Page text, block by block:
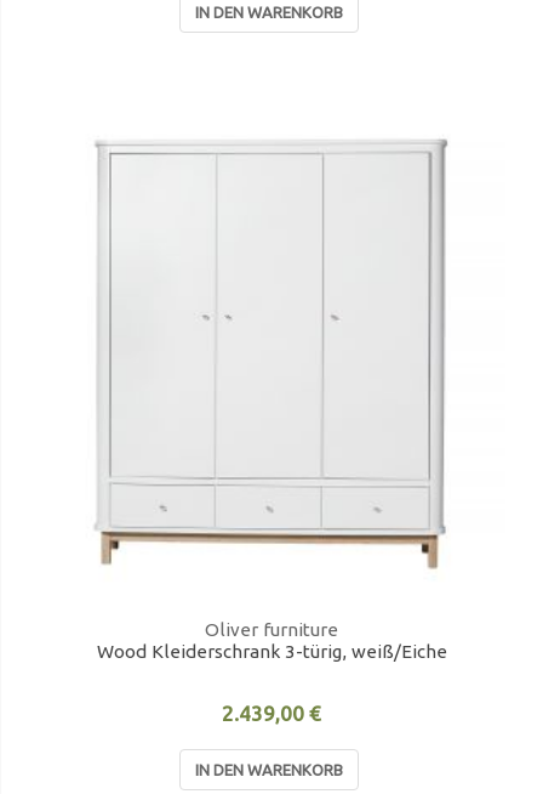
IN DEN WARENKORB
Oliver furniture
Wood Kleiderschrank 3-türig, weiß/Eiche
2.439,00 €
IN DEN WARENKORB